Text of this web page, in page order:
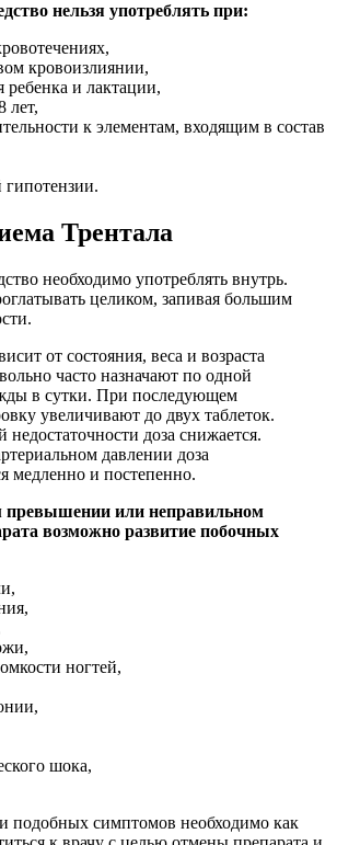
нельзя употреблять при:
кровоизлиянии,
и лактации,
лет,
к элементам, входящим в состав
гипотензии.
Трентала
необходимо употреблять внутрь.
целиком, запивая большим
от состояния, веса и возраста
часто назначают по одной
в сутки. При последующем
увеличивают до двух таблеток.
доза снижается.
давлении доза
медленно и постепенно.
превышении или неправильном
возможно развитие побочных
ногтей,
шока,
подобных симптомов необходимо как